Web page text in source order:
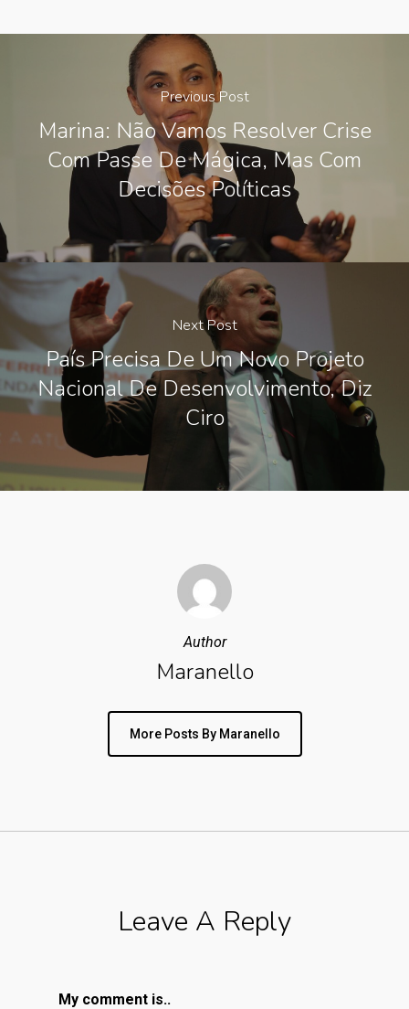
Previous Post
Marina: Não Vamos Resolver Crise
Com Passe De Mágica, Mas Com
Decisões Políticas
Next Post
País Precisa De Um Novo Projeto
Nacional De Desenvolvimento, Diz
Ciro
Author
Maranello
More Posts By Maranello
Leave A Reply
My comment is..